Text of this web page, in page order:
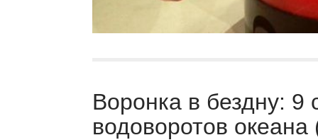
Воронка в бездну: 9
водоворотов